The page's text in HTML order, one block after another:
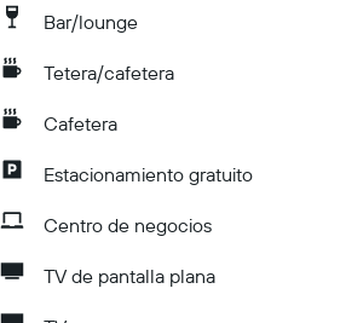
Bar/lounge
Tetera/cafetera
Cafetera
Estacionamiento gratuito
Centro de negocios
TV de pantalla plana